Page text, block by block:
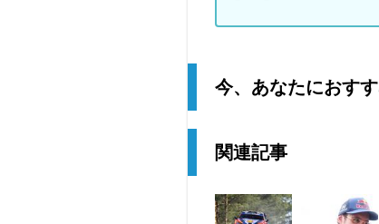
今、あなたにおす
関連記事